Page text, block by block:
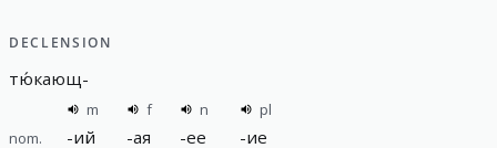
DECLENSION
тю́кающ-
m f n
pl
nom.
-ий -ая -ее -ие